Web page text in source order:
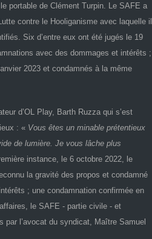
portable de Clément Turpin. Le SAFE a
contre le Hooliganisme avec laquelle il
Six d’entre eux ont été jugés le 19
avec des dommages et intérêts ;
2023 et condamnés à la même
d’OL Play, Barth Ruzza qui s’est
: « Vous êtes un minable prétentieux
de lumière. Je vous lâche plus
instance, le 6 octobre 2022, le
la gravité des propos et condamné
; une condamnation confirmée en
le SAFE - partie civile - et
par l’avocat du syndicat, Maître Samuel